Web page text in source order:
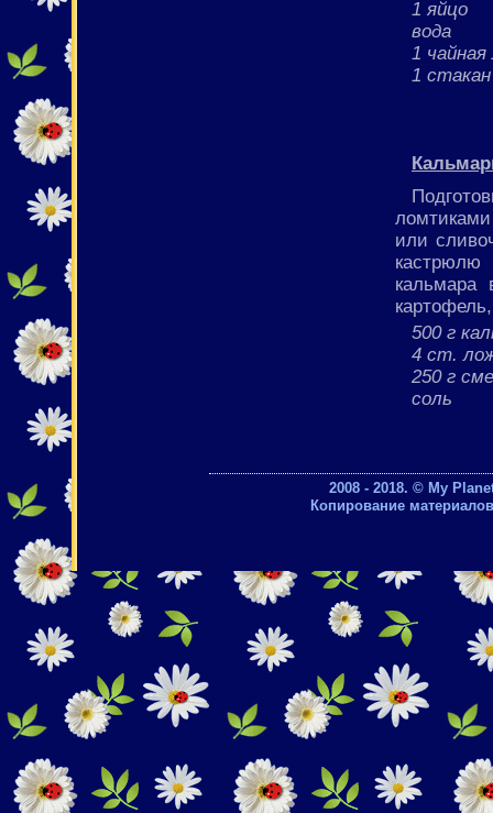
1 яйцо
вода
1
1
или
500 г
4 ст.
250 г
соль
2008 - 2018. © My
Копирование